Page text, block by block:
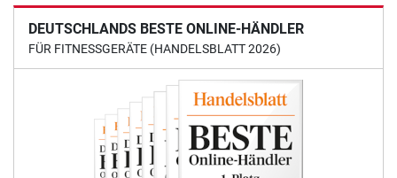
DEUTSCHLANDS BESTE ONLINE-HÄNDLER
FÜR FITNESSGERÄTE (HANDELSBLATT 2026)